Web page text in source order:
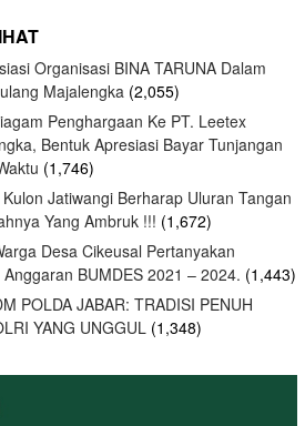
Organisasi BINA TARUNA Dalam
Majalengka (2,055)
Penghargaan Ke PT. Leetex
Bentuk Apresiasi Bayar Tunjangan
(1,746)
Jatiwangi Berharap Uluran Tangan
Yang Ambruk !!! (1,672)
Desa Cikeusal Pertanyakan
BUMDES 2021 – 2024. (1,443)
POLDA JABAR: TRADISI PENUH
YANG UNGGUL (1,348)